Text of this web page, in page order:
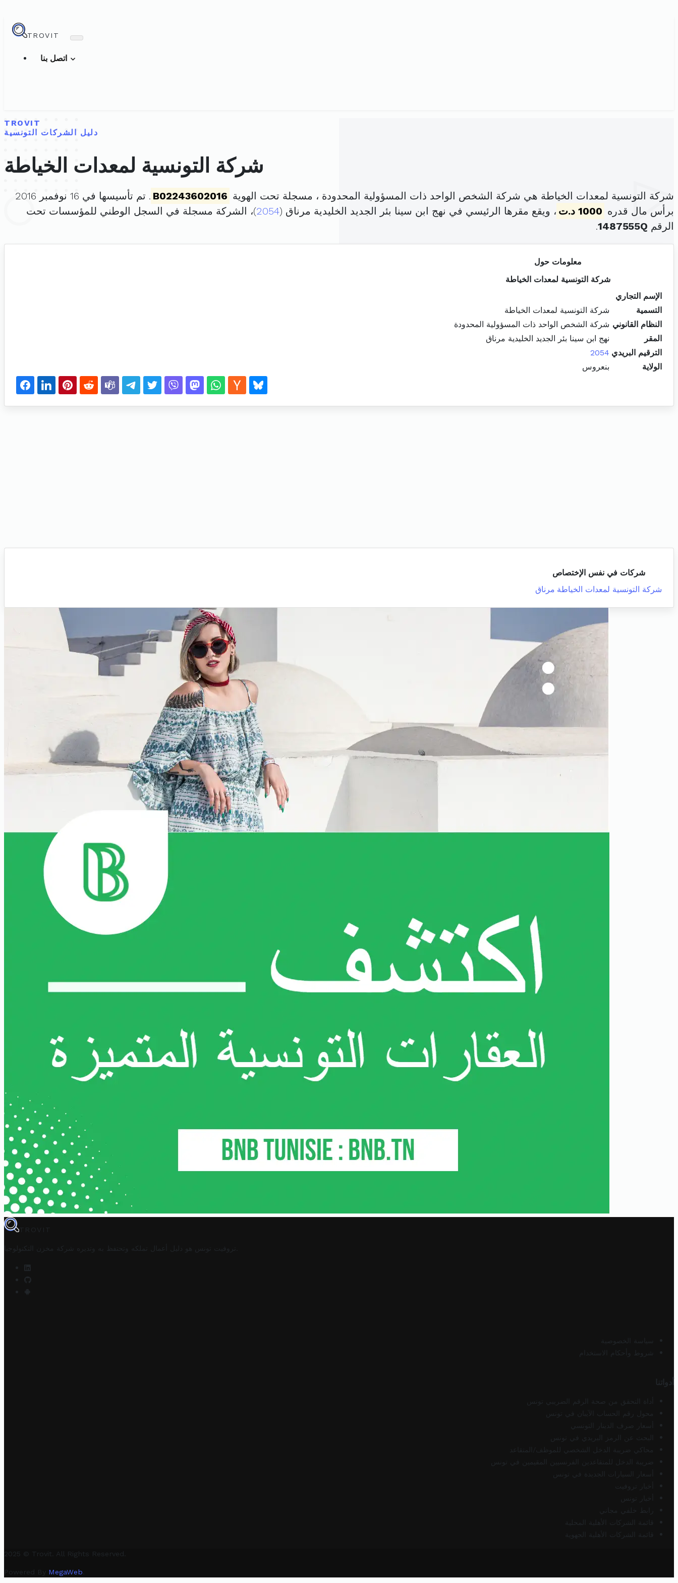
TROVIT
TROVIT
دليل الشركات التونسية
شركة التونسية لمعدات الخياطة
شركة التونسية لمعدات الخياطة هي شركة الشخص الواحد ذات المسؤولية المحدودة ، مسجلة تحت الهوية B02243602016
. تم تأسيسها في 16 نوفمبر 2016
برأس مال قدره 1000 د.ت ، ويقع مقرها الرئيسي في نهج ابن سينا بئر الجديد الخليدية مرناق (2054)، الشركة مسجلة في السجل الوطني للمؤسسات تحت
الرقم 1487555Q
.
معلومات حول
شركة التونسية لمعدات الخياطة
الإسم التجاري
التسمية
شركة التونسية لمعدات الخياطة
النظام القانوني شركة الشخص الواحد ذات المسؤولية المحدودة
المقر
نهج ابن سينا بئر الجديد الخليدية مرناق
الترقيم البريدي 2054
الولاية
بنعروس
شركات في نفس الإختصاص
شركة التونسية لمعدات الخياطة مرناق
TROVIT
تروفيت تونس هو دليل أعمال تملكه وتحتفظ به وتديره شركة مخزن التكنولوجيا
سياسة الخصوصية
شروط وأحكام الاستخدام
أدواتنا
أداة التحقق من صحة الرقم الضريبي تونس
محول رقم الحساب الآيبان في تونس
أسعار صرف الدينار التونسي
البحث عن الرمز البريدي في تونس
محاكي ضريبة الدخل الشخصي للموظف/المتقاعد
ضريبة الدخل للمتقاعدين الفرنسيين المقيمين في تونس
أسعار السيارات الجديدة في تونس
أخبار تروفيت
أخبار تونس
رابط خلفي مجاني
قائمة الشركات الأهلية المحلية
قائمة الشركات الأهلية الجهوية
2025 © Trovit. All Rights Reserved.
Powered By MegaWeb